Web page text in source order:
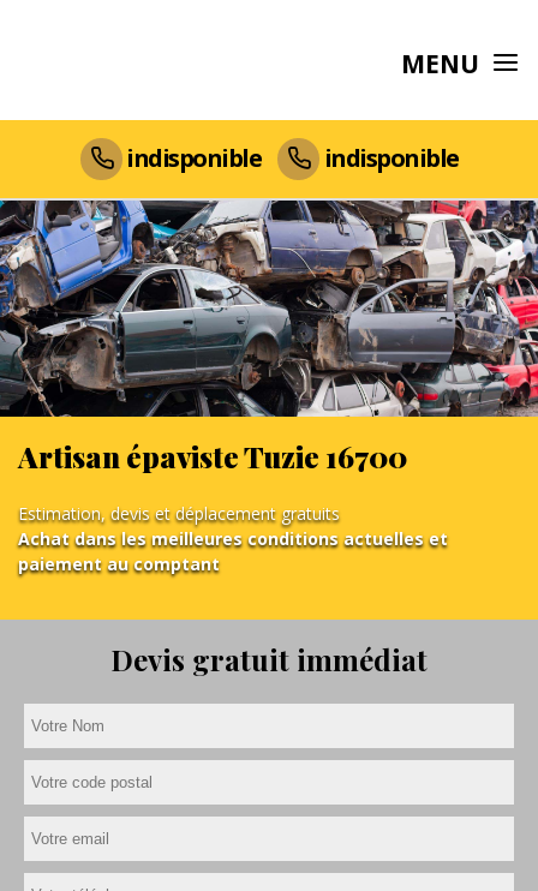
MENU
indisponible indisponible
Artisan épaviste Tuzie 16700
Estimation, devis et déplacement gratuits
Achat dans les meilleures conditions actuelles et
paiement au comptant
Devis gratuit immédiat